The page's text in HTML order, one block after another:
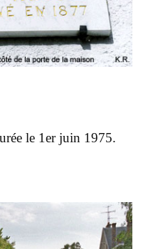
le 1er juin 1975.